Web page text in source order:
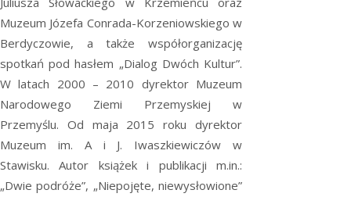
Muzeum Józefa Conrada-Korzeniowskiego w
Berdyczowie, a także współorganizację
spotkań pod hasłem „Dialog Dwóch Kultur”.
W latach 2000 – 2010 dyrektor Muzeum
Narodowego Ziemi Przemyskiej w
Przemyślu. Od maja 2015 roku dyrektor
Muzeum im. A i J. Iwaszkiewiczów w
Stawisku. Autor książek i publikacji m.in.:
„Dwie podróże”, „Niepojęte, niewysłowione”